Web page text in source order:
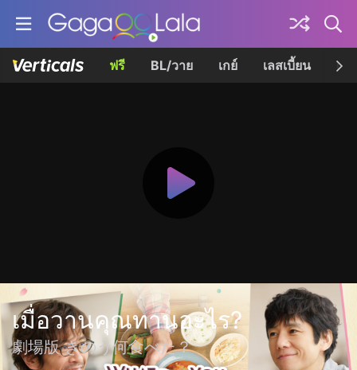
ฟรี BL/วาย เกย์ เลสเบี้ยน เค
เมื่อวานคุณทานอะไร?
劇場版 きのう何食べた？